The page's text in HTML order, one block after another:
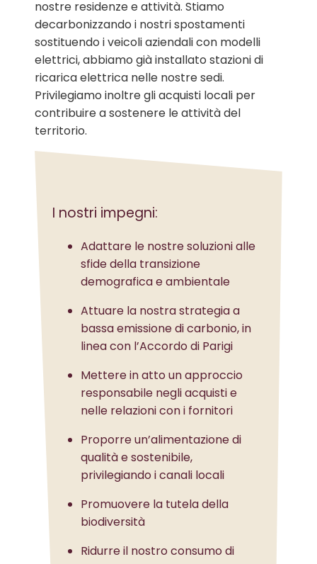
nostre residenze e attività. Stiamo
decarbonizzando i nostri spostamenti
sostituendo i veicoli aziendali con modelli
elettrici, abbiamo già installato stazioni di
ricarica elettrica nelle nostre sedi.
Privilegiamo inoltre gli acquisti locali per
contribuire a sostenere le attività del
territorio.
I nostri impegni:
Adattare le nostre soluzioni alle
sfide della transizione
demografica e ambientale
Attuare la nostra strategia a
bassa emissione di carbonio, in
linea con l’Accordo di Parigi
Mettere in atto un approccio
responsabile negli acquisti e
nelle relazioni con i fornitori
Proporre un’alimentazione di
qualità e sostenibile,
privilegiando i canali locali
Promuovere la tutela della
biodiversità
Ridurre il nostro consumo di